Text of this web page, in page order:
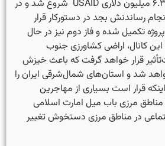
در سال ۱۳۹۷ با حمایت ۶.۳ میلیون دلاری USAID شروع شد و در
رساندنش بجد در دستورکار قرار
تکمیل شده و فاز دوم نیز در حال
کانال، اراضی کشاورزی جنوب
قرار خواهد گرفت که باعث خیزش
شد و استان‌های شمال‌شرقی ایران را
قرار است بسیاری از مهاجرین
مناطق مرزی باب میل امارت اسلامی
در مناطق مرزی دستخوش تغییر